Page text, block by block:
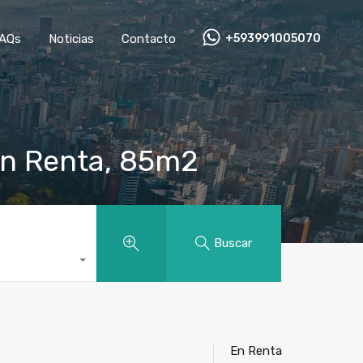
Noticias Contacto +593991005070
Renta, 85m2
Buscar
En Renta